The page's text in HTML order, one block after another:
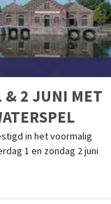
& 2 JUNI MET
in het voormalig
1 en zondag 2 juni